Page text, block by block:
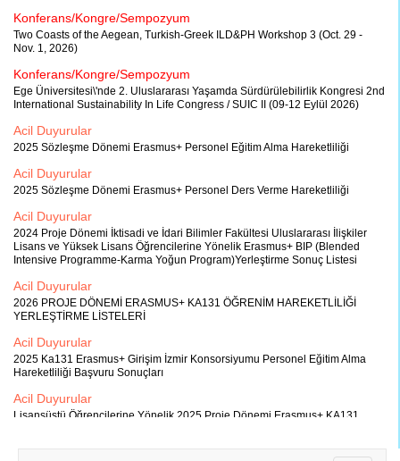
Konferans/Kongre/Sempozyum
Two Coasts of the Aegean, Turkish-Greek ILD&PH Workshop 3 (Oct. 29 -
Nov. 1, 2026)
Konferans/Kongre/Sempozyum
Ege Üniversitesi\'nde 2. Uluslararası Yaşamda Sürdürülebilirlik Kongresi 2nd
International Sustainability In Life Congress / SUIC II (09-12 Eylül 2026)
Acil Duyurular
2025 Sözleşme Dönemi Erasmus+ Personel Eğitim Alma Hareketliliği
Acil Duyurular
2025 Sözleşme Dönemi Erasmus+ Personel Ders Verme Hareketliliği
Acil Duyurular
2024 Proje Dönemi İktisadi ve İdari Bilimler Fakültesi Uluslararası İlişkiler
Lisans ve Yüksek Lisans Öğrencilerine Yönelik Erasmus+ BIP (Blended
Intensive Programme-Karma Yoğun Program)Yerleştirme Sonuç Listesi
Acil Duyurular
2026 PROJE DÖNEMİ ERASMUS+ KA131 ÖĞRENİM HAREKETLİLİĞİ
YERLEŞTİRME LİSTELERİ
Acil Duyurular
2025 Ka131 Erasmus+ Girişim İzmir Konsorsiyumu Personel Eğitim Alma
Hareketliliği Başvuru Sonuçları
Acil Duyurular
Lisansüstü Öğrencilerine Yönelik 2025 Proje Dönemi Erasmus+ KA131